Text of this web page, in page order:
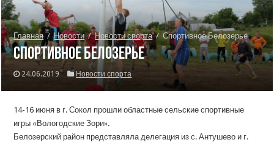
Главная / Новости / Новости спорта / Спортивное Белозерье
Спортивное Белозерье
24.06.2019 Новости спорта
14-16 июня в г. Сокол прошли областные сельские спортивные
игры «Вологодские Зори».
Белозерский район представляла делегация из с. Антушево и г.